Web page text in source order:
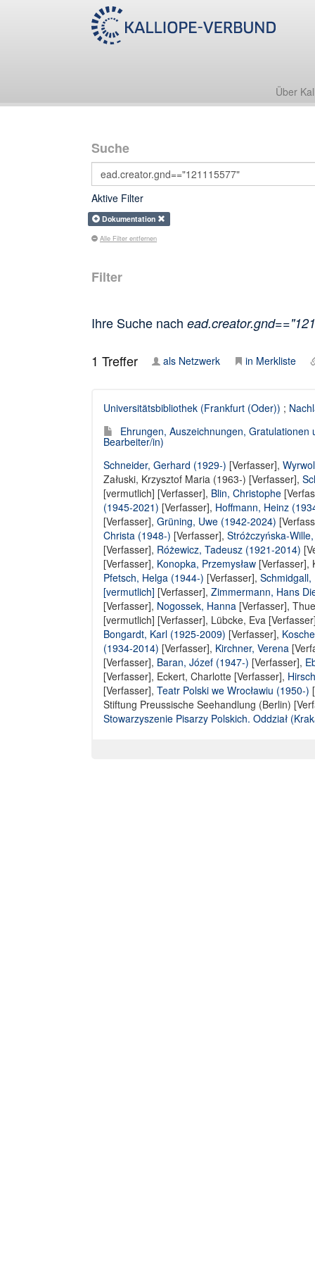
Über
Suche
Aktive Filter
Dokumentation
Alle Filter entfernen
Filter
Ihre Suche nach
1 Treffer als Netzwerk in Merkliste
Universitätsbibliothek (Frankfurt (Oder)) ;
Ehrungen, Auszeichnungen,
Bearbeiter/in)
Schneider, Gerhard (1929-) [Verfasser],
Załuski, Krzysztof Maria (1963-) [Verfasser],
[vermutlich] [Verfasser], Blin, Christophe
(1945-2021) [Verfasser], Hoffmann, Heinz
[Verfasser], Grüning, Uwe (1942-2024)
Christa (1948-) [Verfasser], Stróżczyńska-
[Verfasser], Różewicz, Tadeusz (1921-2014)
[Verfasser], Konopka, Przemysław [Verfasser],
Pfetsch, Helga (1944-) [Verfasser],
[vermutlich] [Verfasser], Zimmermann, Hans
[Verfasser], Nogossek, Hanna [Verfasser],
[vermutlich] [Verfasser], Lübcke, Eva
Bongardt, Karl (1925-2009) [Verfasser],
(1934-2014) [Verfasser], Kirchner, Verena
[Verfasser], Baran, Józef (1947-) [Verfasser],
[Verfasser], Eckert, Charlotte [Verfasser],
[Verfasser], Teatr Polski we Wrocławiu (1950-)
Stiftung Preussische Seehandlung (Berlin)
Stowarzyszenie Pisarzy Polskich. Oddział